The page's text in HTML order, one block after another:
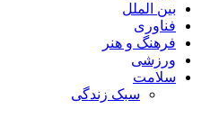
بین الملل
فناوری
فرهنگ و هنر
ورزشی
سلامت
سبک زندگی